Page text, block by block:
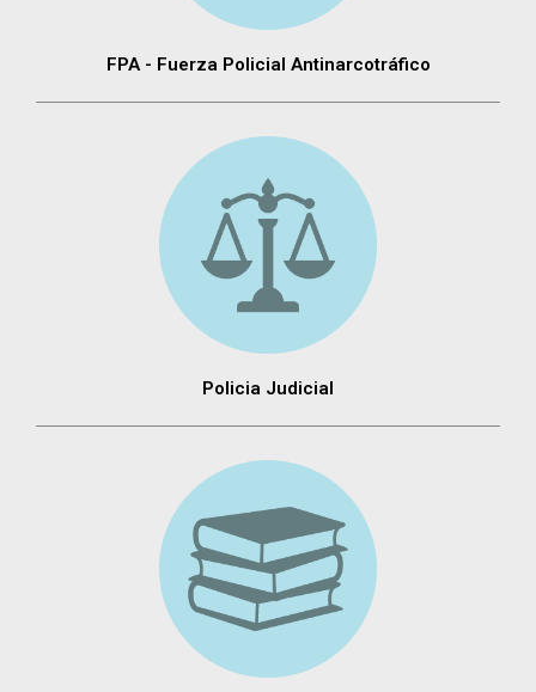
FPA - Fuerza Policial Antinarcotráfico
Policia Judicial